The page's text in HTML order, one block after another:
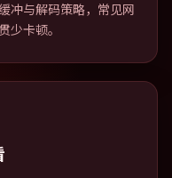
冲与解码策略，常见网
少卡顿。